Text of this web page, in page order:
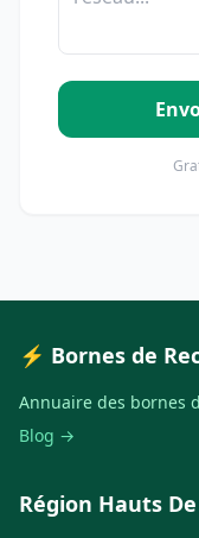
⚡ Bornes de
Annuaire des bornes
Blog →
Région Hauts